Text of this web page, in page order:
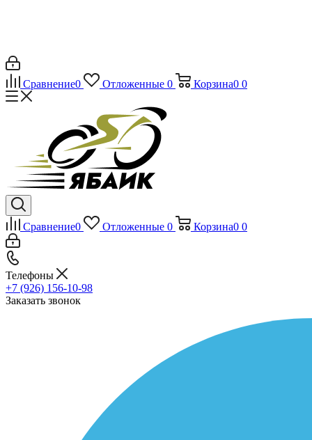
Сравнение0 Отложенные 0 Корзина0 0
Сравнение0 Отложенные 0 Корзина0 0
Телефоны
+7 (926) 156-10-98
Заказать звонок